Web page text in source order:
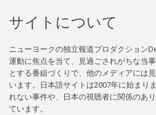
サイトについて
ニューヨークの独立報道プロダクション
運動に焦点を当て、見過ごされがちな当
とする番組づくりで、他のメディアには
います。日本語サイトは2007年に始まり
れない事件や、日本の視聴者に関係のあ
ています。